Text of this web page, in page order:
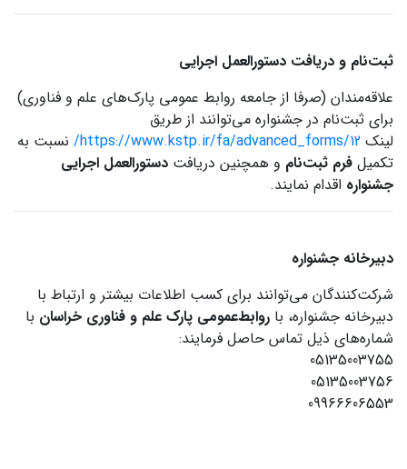
ثبت‌نام و دریافت دستورالعمل اجرایی
علاقه‌مندان (صرفا از جامعه روابط عمومی پارک‌های علم و فناوری)
برای ثبت‌نام در جشنواره می‌توانند از طریق
لینک https://www.kstp.ir/fa/advanced_forms/12/ نسبت به
تکمیل فرم ثبت‌نام و همچنین دریافت دستورالعمل اجرایی
جشنواره اقدام نمایند.
دبیرخانه جشنواره
شرکت‌کنندگان می‌توانند برای کسب اطلاعات بیشتر و ارتباط با
دبیرخانه جشنواره، با روابط‌عمومی پارک علم و فناوری خراسان با
شماره‌های ذیل تماس حاصل فرمایند:
05135003755
05135003756
09966606553